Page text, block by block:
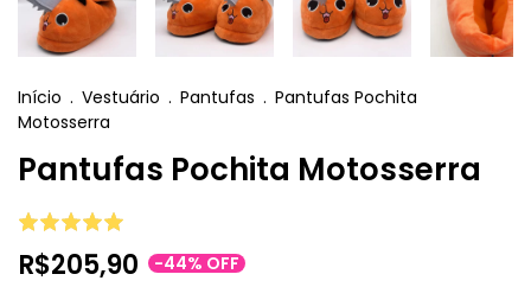
Início . Vestuário . Pantufas . Pantufas Pochita
Motosserra
Pantufas Pochita Motosserra
R$205,90 -44% OFF